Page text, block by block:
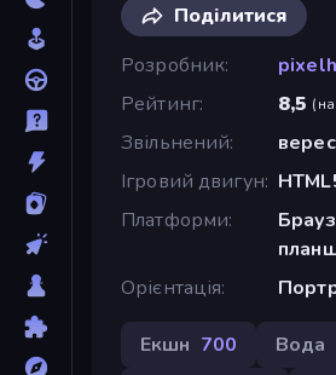
Поділитися
Розробник
Рейтинг
8,5 (
Звільнений
Ігровий двигун
Платформи
Орієнтація
Екшн 700 Вода